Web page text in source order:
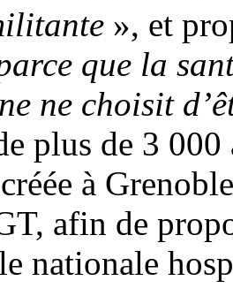
», et
que la
ne choisit
plus de 3
à
afin de
nationale